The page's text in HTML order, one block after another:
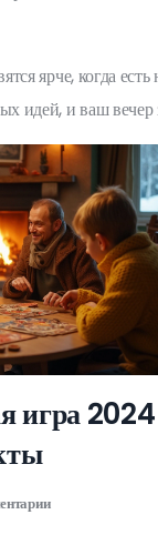
ярче, когда
идей, и ваш вечер
игра 2024